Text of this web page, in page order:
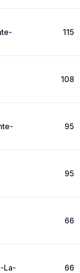
115
108
95
95
66
La-
66